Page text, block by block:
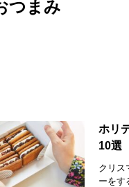
つまみ
ホリ
10選
クリス
ーをす